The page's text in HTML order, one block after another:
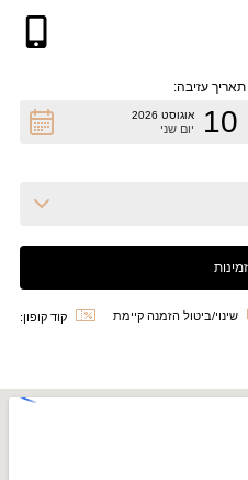
תאריך עזיבה:
10 אוגוסט 2026
יום שני
קוד קופון: שינוי/ביטול הזמנה קיימת